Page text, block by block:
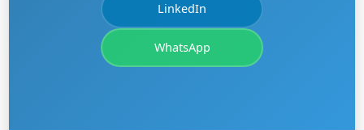
LinkedIn
WhatsApp